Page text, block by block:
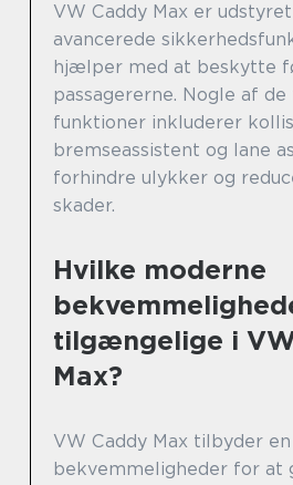
VW Caddy Max er
avancerede
hjælper med at beskytte
passagererne. Nogle af
funktioner inkluderer
bremseassistent og lane
forhindre ulykker og
skader.
Hvilke moderne
tilgængelige i
Max?
VW Caddy Max tilbyder
bekvemmeligheder for at